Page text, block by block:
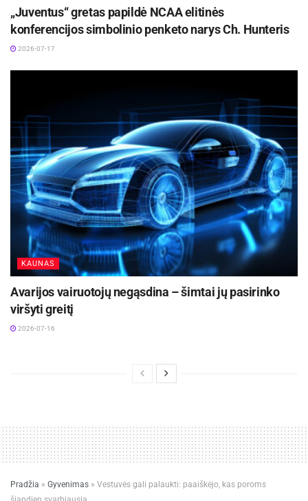
„Juventus“ gretas papildė NCAA elitinės
konferencijos simbolinio penketo narys Ch. Hunteris
2026-07-17
KAUNAS
Avarijos vairuotojų negąsdina – šimtai jų pasirinko
viršyti greitį
2026-07-16
Pradžia » Gyvenimas » Vestuvės gali palaukti: paaiškėjo, kas poroms